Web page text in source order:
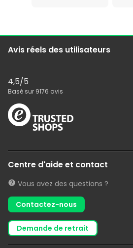
Avis réels des utilisateurs
4,5/5
Basé sur 9176 avis
Centre d'aide et contact
Vous avez des questions ?
Contactez-nous
demande de retrait